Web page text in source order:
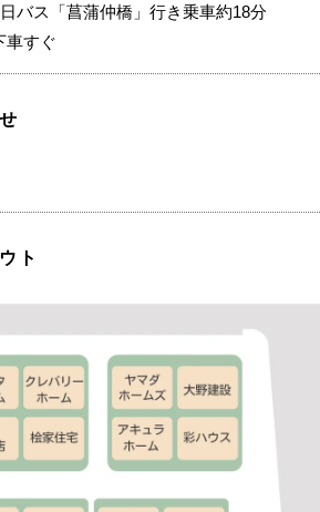
バス「菖蒲仲橋」行き乗車約18分
車すぐ
ト